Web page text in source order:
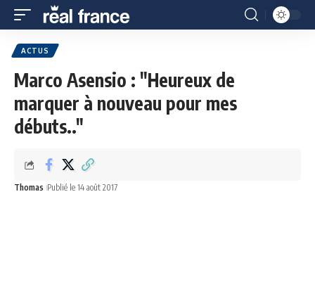
ACTUS
Marco Asensio : "Heureux de
marquer à nouveau pour mes
débuts.."
Thomas Publié le 14 août 2017